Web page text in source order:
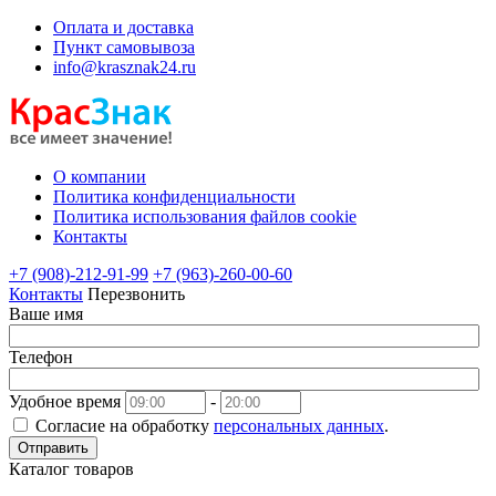
Оплата и доставка
Пункт самовывоза
info@krasznak24.ru
О компании
Политика конфиденциальности
Политика использования файлов cookie
Контакты
+7 (908)-212-91-99 +7 (963)-260-00-60
Контакты Перезвонить
Ваше имя
Телефон
Удобное время
-
Согласие на обработку персональных данных.
Отправить
Каталог товаров